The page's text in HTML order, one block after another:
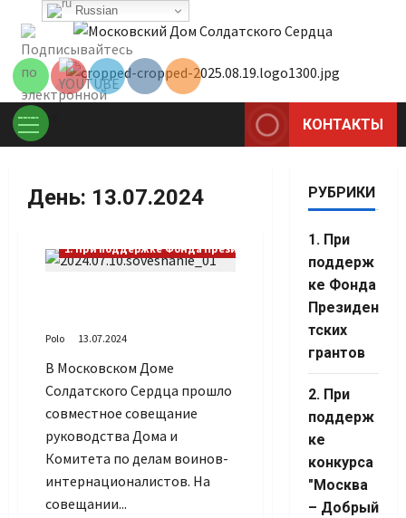
Перейти
содержимому
Основное
КОНТАКТЫ
День: 13.07.2024
1. При поддержке Фонда Президентских грантов
Polo 13.07.2024
В Московском Доме
Солдатского Сердца прошло
совместное совещание
руководства Дома и
Комитета по делам воинов-
интернационалистов. На
совещании...
РУБРИКИ
1. При
поддерж
ке Фонда
Президен
тских
грантов
2. При
поддерж
ке
конкурса
"Москва
– Добрый
Russian
Set Youtube
Channel ID
Set Youtube
Channel ID